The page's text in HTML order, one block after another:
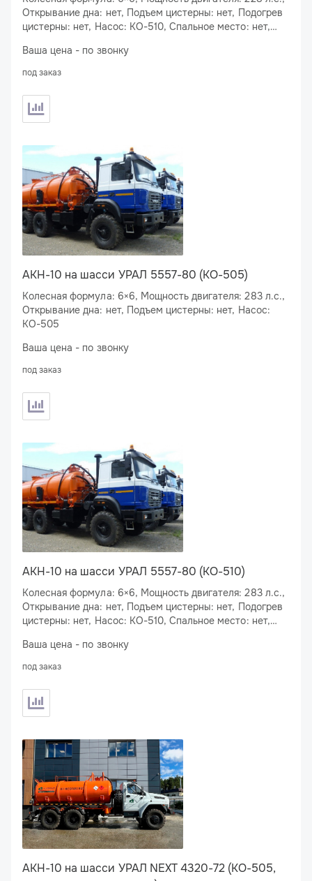
Открывание дна: нет, Подъем цистерны: нет, Подогрев
цистерны: нет, Насос: КО-510, Спальное место: нет,
Ваша цена - по звонку
под заказ
АКН-10 на шасси УРАЛ 5557-80 (КО-505)
Колесная формула: 6×6, Мощность двигателя: 283 л.с.,
Открывание дна: нет, Подъем цистерны: нет, Насос:
КО-505
Ваша цена - по звонку
под заказ
АКН-10 на шасси УРАЛ 5557-80 (КО-510)
Колесная формула: 6×6, Мощность двигателя: 283 л.с.,
Открывание дна: нет, Подъем цистерны: нет, Подогрев
цистерны: нет, Насос: КО-510, Спальное место: нет,
Ваша цена - по звонку
под заказ
АКН-10 на шасси УРАЛ NEXT 4320-72 (КО-505,